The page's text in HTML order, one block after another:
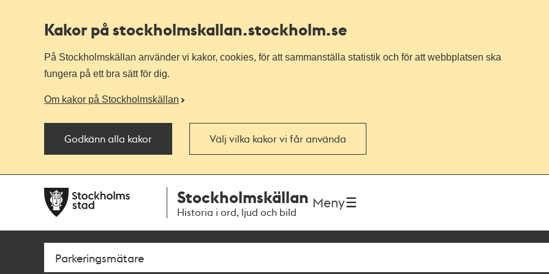
Kakor på stockholmskallan.stockholm.se
På Stockholmskällan använder vi kakor, cookies, för att sammanställa statistik och för att webbplatsen ska
fungera på ett bra sätt för dig.
Om kakor på Stockholmskällan
Godkänn alla kakor Välj vilka kakor vi får använda
navigationen
huvudinnehållet
Stockholmskällan
Historia i ord, ljud och bild
Meny
Sök